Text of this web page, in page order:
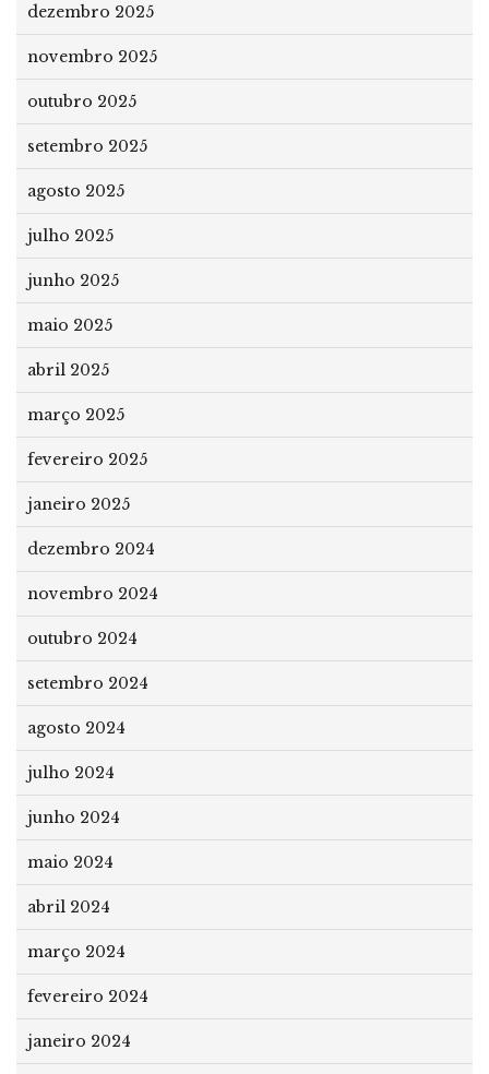
dezembro 2025
novembro 2025
outubro 2025
setembro 2025
agosto 2025
julho 2025
junho 2025
maio 2025
abril 2025
março 2025
fevereiro 2025
janeiro 2025
dezembro 2024
novembro 2024
outubro 2024
setembro 2024
agosto 2024
julho 2024
junho 2024
maio 2024
abril 2024
março 2024
fevereiro 2024
janeiro 2024